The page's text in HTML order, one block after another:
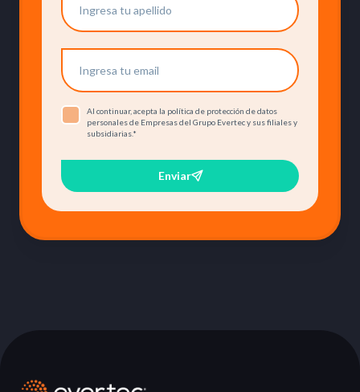
Al continuar, acepta la política de protección de datos
personales de Empresas del Grupo Evertec y sus filiales y
subsidiarias.*
Enviar